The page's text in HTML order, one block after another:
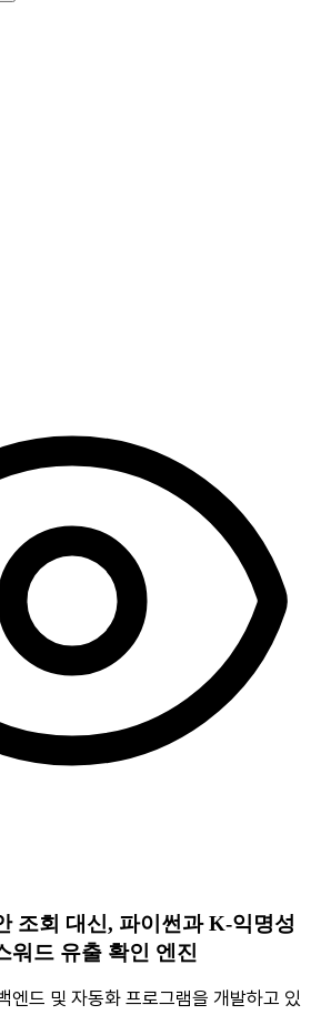
조회 대신, 파이썬과 K-익명성
워드 유출 확인 엔진
엔드 및 자동화 프로그램을 개발하고 있